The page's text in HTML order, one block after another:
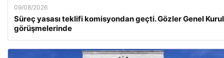
09/08/2026
Süreç yasası teklifi komisyondan geçti. Gözler Genel Kurul
görüşmelerinde